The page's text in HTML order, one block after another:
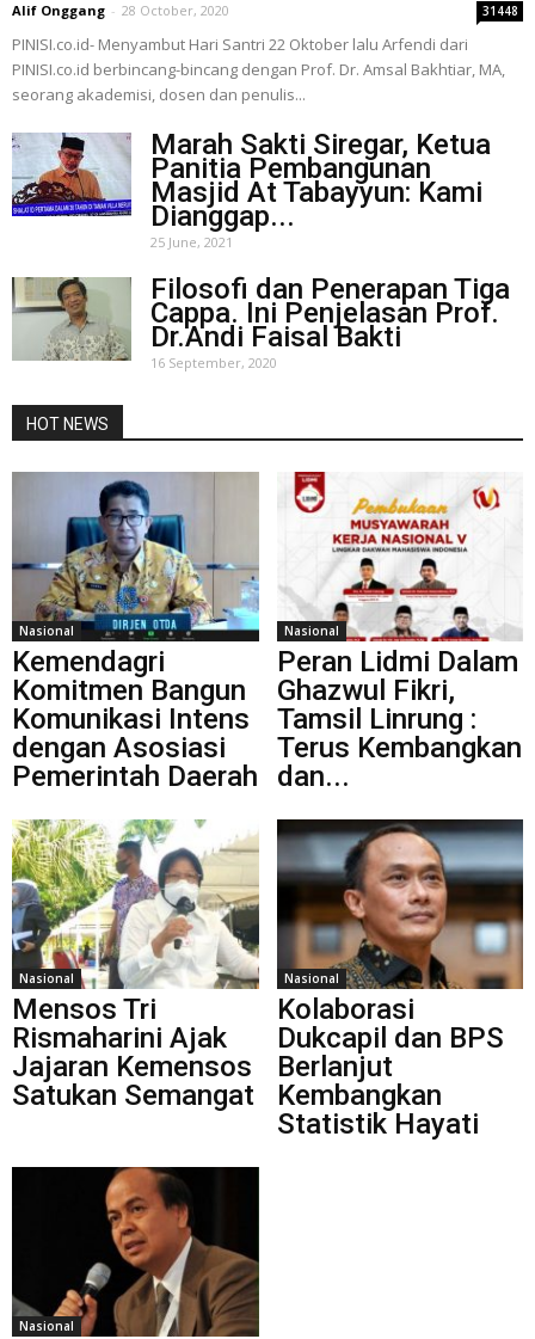
Alif Onggang - 28 October, 2020 31448
PINISI.co.id- Menyambut Hari Santri 22 Oktober lalu Arfendi dari
PINISI.co.id berbincang-bincang dengan Prof. Dr. Amsal Bakhtiar, MA,
seorang akademisi, dosen dan penulis...
Marah Sakti Siregar, Ketua
Panitia Pembangunan
Masjid At Tabayyun: Kami
Dianggap...
25 June, 2021
Filosofi dan Penerapan Tiga
Cappa. Ini Penjelasan Prof.
Dr.Andi Faisal Bakti
16 September, 2020
HOT NEWS
Nasional
Kemendagri
Komitmen Bangun
Komunikasi Intens
dengan Asosiasi
Pemerintah Daerah
Nasional
Peran Lidmi Dalam
Ghazwul Fikri,
Tamsil Linrung :
Terus Kembangkan
dan...
Nasional
Mensos Tri
Rismaharini Ajak
Jajaran Kemensos
Satukan Semangat
Nasional
Kolaborasi
Dukcapil dan BPS
Berlanjut
Kembangkan
Statistik Hayati
Nasional